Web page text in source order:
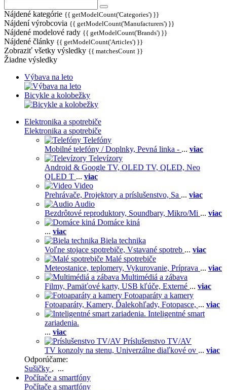
Nájdené kategórie {{ getModelCount('Categories') }}
Nájdení výrobcovia {{ getModelCount('Manufacturers') }}
Nájdené modelové rady {{ getModelCount('Brands') }}
Nájdené články {{ getModelCount('Articles') }}
Zobraziť všetky výsledky {{ matchesCount }}
Žiadne výsledky
Výbava na leto
Bicykle a kolobežky
Elektronika a spotrebiče
Elektronika a spotrebiče
Telefóny
Mobilné telefóny / Doplnky, Pevná linka - ... viac
Televízory
Android & Google TV, OLED TV, QLED, Neo
QLED T ... viac
Video
Prehrávače, Projektory a príslušenstvo, Sa ... viac
Audio
Bezdrôtové reproduktory, Soundbary, Mikro/Mi ... viac
Domáce kiná
... viac
Biela technika
Voľne stojace spotrebiče, Vstavané spotreb ... viac
Malé spotrebiče
Meteostanice, teplomery, Vykurovanie, Príprava ... viac
Multimédiá a zábava
Filmy, Pamäťové karty, USB kľúče, Externé ... viac
Fotoaparáty a kamery
Fotoaparáty, Kamery, Ďalekohľady, Fotopasce, ... viac
Inteligentné smart
zariadenia.
... viac
Príslušenstvo TV/AV
TV konzoly na stenu, Univerzálne diaľkové ov ... viac
Odporúčame:
Sušičky , ...
Počítače a smartfóny
Počítače a smartfóny